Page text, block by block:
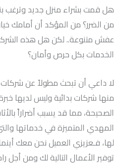
هل قمت بشراء منزل جديد وترغب
من الضرر؟ من المؤكد أن أمامك
عفش متنوعة.. لكن هل هذه
الخدمات بكل حرص وأمان؟
لا داعي أن تبحث مطولاً عن
منها شركات بدائية وليس لديها
الصحيحة، مما قد يسبب أضراراً
المهدي المتميزة في خدماتها
لها، فـعزيزي العميل نحن معك
توفير الأعمال التالية لك ومن أجل